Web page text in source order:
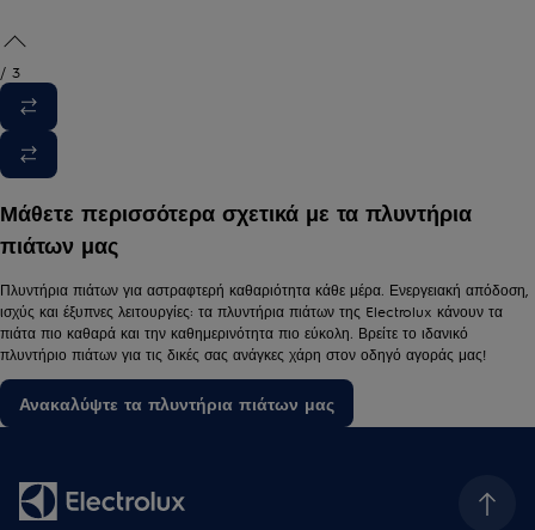
/ 3
Μάθετε περισσότερα σχετικά με τα πλυντήρια
πιάτων μας
Πλυντήρια πιάτων για αστραφτερή καθαριότητα κάθε μέρα. Ενεργειακή απόδοση,
ισχύς και έξυπνες λειτουργίες: τα πλυντήρια πιάτων της Electrolux κάνουν τα
πιάτα πιο καθαρά και την καθημερινότητα πιο εύκολη. Βρείτε το ιδανικό
πλυντήριο πιάτων για τις δικές σας ανάγκες χάρη στον οδηγό αγοράς μας!
Ανακαλύψτε τα πλυντήρια πιάτων μας